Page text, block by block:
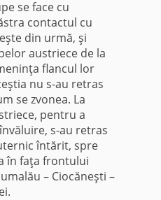
se face cu
contactul cu
din urmă, şi
austriece de la
flancul lor
nu s-au retras
se zvonea. La
pentru a
s-au retras
întărit, spre
în faţa frontului
– Ciocăneşti –